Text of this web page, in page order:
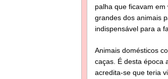
palha que ficavam
grandes dos animais
indispensável para a
Animais domésticos
caças. É desta época
acredita-se que teria